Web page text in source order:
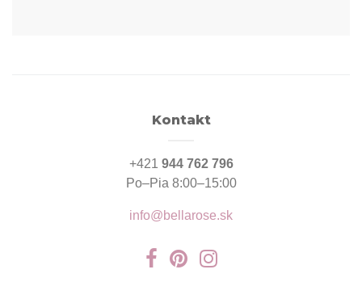
Kontakt
+421 944 762 796
Po–Pia 8:00–15:00
info@bellarose.sk